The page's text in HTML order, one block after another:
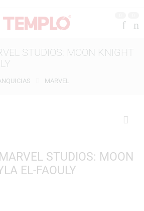
STUDIOS: MOON KNIGHT
MARVEL
STUDIOS: MOON
EL-FAOULY